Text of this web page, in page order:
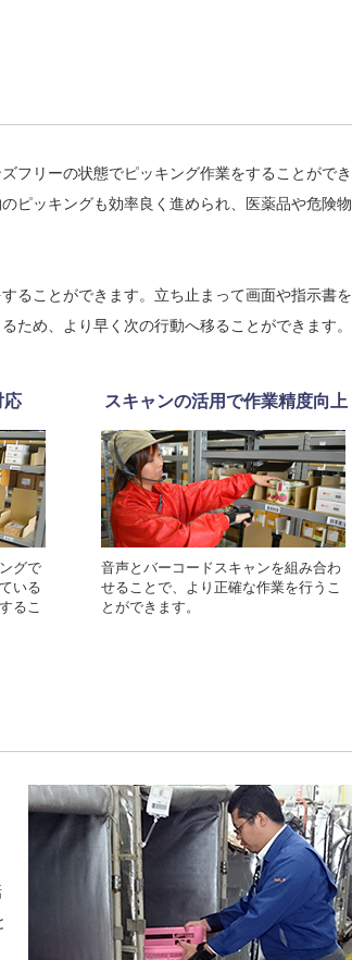
フリーの状態でピッキング作業をすることができ
ピッキングも効率良く進められ、医薬品や危険物
ることができます。立ち止まって画面や指示書を
ため、より早く次の行動へ移ることができます。
応
グで
いる
るこ
スキャンの活用で作業精度向上
音声とバーコードスキャンを組み合わ
せることで、より正確な作業を行うこ
とができます。